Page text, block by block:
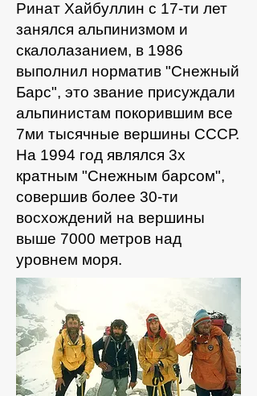
Ринат Хайбуллин с 17-ти лет
занялся альпинизмом и
скалолазанием, в 1986
выполнил норматив "Снежный
Барс", это звание присуждали
альпинистам покорившим все
7ми тысячные вершины СССР.
На 1994 год являлся 3х
кратным "Снежным барсом",
совершив более 30-ти
восхождений на вершины
выше 7000 метров над
уровнем моря.